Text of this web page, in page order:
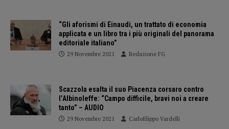
“Gli aforismi di Einaudi, un trattato di economia
applicata e un libro tra i più originali del panorama
editoriale italiano”
29 Novembre 2021 Redazione FG
Scazzola esalta il suo Piacenza corsaro contro
l’Albinoleffe: “Campo difficile, bravi noi a creare
tanto” – AUDIO
29 Novembre 2021 Carlofilippo Vardelli